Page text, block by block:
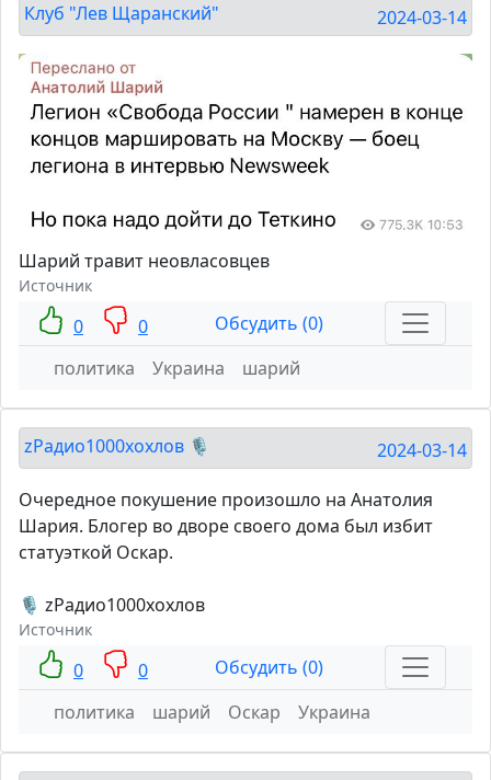
Клуб "Лев Щаранский" 2024-03-14
Шарий травит неовласовцев
Источник
0 0
Обсудить (0)
политика
Украина шарий
zРадио1000хохлов 🎙 2024-03-14
Очередное покушение произошло на Анатолия
Шария. Блогер во дворе своего дома был избит
статуэткой Оскар.
🎙 zРадио1000хохлов
Источник
0 0
Обсудить (0)
политика
шарий Оскар Украина